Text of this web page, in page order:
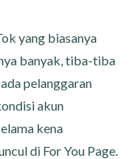
yang biasanya
banyak, tiba-tiba
pelanggaran
akun
kena
di For You Page.